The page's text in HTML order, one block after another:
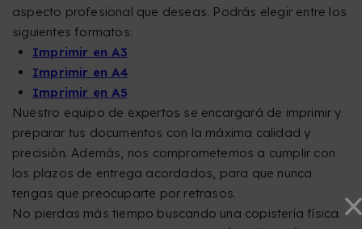
aspecto profesional que deseas. Podrás elegir entre los
siguientes formatos:
Imprimir en A3
Imprimir en A4
Imprimir en A5
Nuestro equipo de expertos se encargará de imprimir y
preparar tus documentos con la máxima calidad y
precisión. Además, nos comprometemos a cumplir con
los plazos de entrega acordados, para que nunca
tengas que preocuparte por retrasos.
No pierdas más tiempo buscando una copistería física.